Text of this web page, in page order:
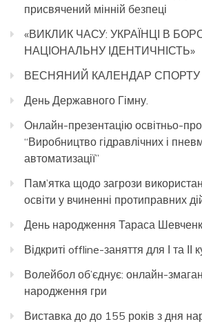
присвячений мінній безпеці
«ВИКЛИК ЧАСУ: УКРАЇНЦІ В
НАЦІОНАЛЬНУ ІДЕНТИЧНІСТЬ»
ВЕСНЯНИЙ КАЛЕНДАР СПОРТУ
День Державного Гімну.
Онлайн-презентацію освітньо-
“Виробництво гідравлічних і
автоматизації”
Пам’ятка щодо загрози
освіти у вчиненні протиправних
День народження Тараса
Відкриті offline-заняття для І та ІІ
Волейбол об’єднує: онлайн-
народження гри
Виставка до до 155 років з дня